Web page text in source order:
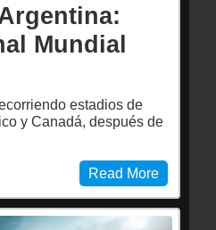
Mundial
estadios de
y Canadá, después de
Read More